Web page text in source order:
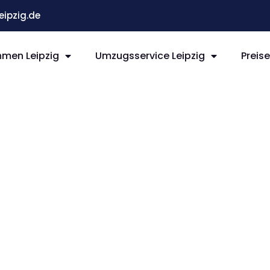
Leipzig Umzugsservice Leipzig Preise